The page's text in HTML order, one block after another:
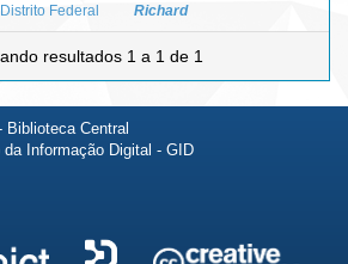
Distrito Federal
Richard
resultados 1 a 1 de 1
Biblioteca Central
Informação Digital - GID